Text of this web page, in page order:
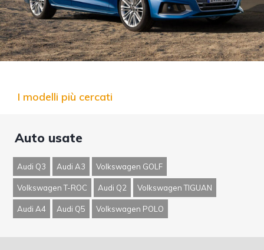
I modelli più cercati
Auto usate
Audi Q3 Audi A3 Volkswagen GOLF
Volkswagen T-ROC Audi Q2 Volkswagen TIGUAN
Audi A4 Audi Q5 Volkswagen POLO